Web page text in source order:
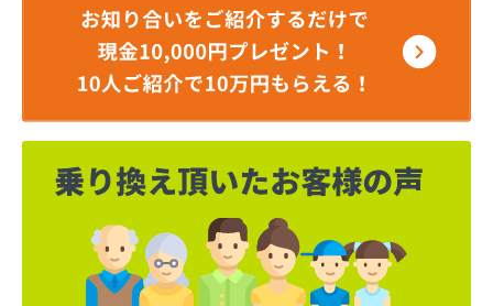
芦垣商店
伊藤商事(株)
井上秀商事(有)
臼井商店
臼井燃料店
遠藤商店
横須賀ガス(有)
横浜ゼネラルプロパンガス協同組合
横浜瓦斯協同組合
横浜市ＬＰガス災害対策事業協同組合
横浜南ガス協同組合